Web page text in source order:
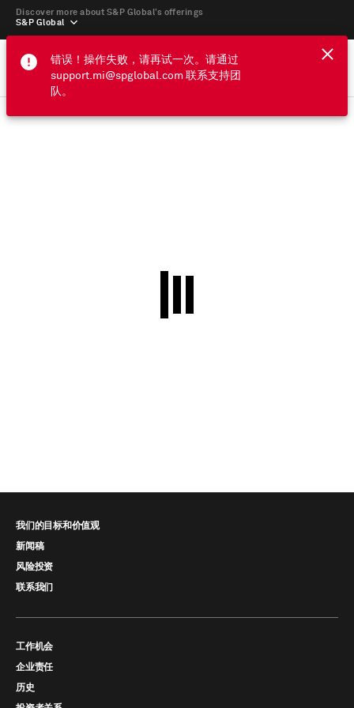
错误！操作失败，请再试一次。请通过
support.mi@spglobal.com 联系支持团
队。
S&P Global
Discover more about S&P Global’s offerings
我们的目标和价值观
新闻稿
风险投资
联系我们
工作机会
企业责任
历史